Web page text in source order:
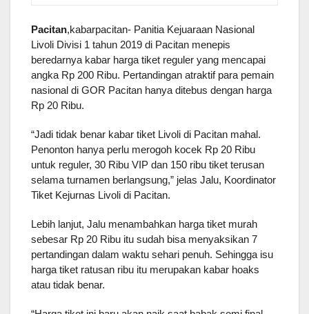
Pacitan,kabarpacitan- Panitia Kejuaraan Nasional
Livoli Divisi 1 tahun 2019 di Pacitan menepis
beredarnya kabar harga tiket reguler yang mencapai
angka Rp 200 Ribu. Pertandingan atraktif para pemain
nasional di GOR Pacitan hanya ditebus dengan harga
Rp 20 Ribu.
“Jadi tidak benar kabar tiket Livoli di Pacitan mahal.
Penonton hanya perlu merogoh kocek Rp 20 Ribu
untuk reguler, 30 Ribu VIP dan 150 ribu tiket terusan
selama turnamen berlangsung,” jelas Jalu, Koordinator
Tiket Kejurnas Livoli di Pacitan.
Lebih lanjut, Jalu menambahkan harga tiket murah
sebesar Rp 20 Ribu itu sudah bisa menyaksikan 7
pertandingan dalam waktu sehari penuh. Sehingga isu
harga tiket ratusan ribu itu merupakan kabar hoaks
atau tidak benar.